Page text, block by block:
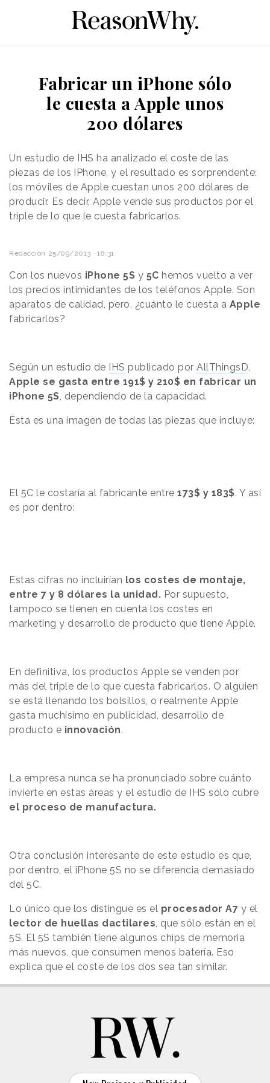
Fabricar un iPhone sólo
le cuesta a Apple unos
200 dólares
Un estudio de IHS ha analizado el coste de las
piezas de los iPhone, y el resultado es sorprendente:
los móviles de Apple cuestan unos 200 dólares de
producir. Es decir, Apple vende sus productos por el
triple de lo que le cuesta fabricarlos.
Redacción 25/09/2013 · 18:31
Con los nuevos iPhone 5S y 5C hemos vuelto a ver
los precios intimidantes de los teléfonos Apple. Son
aparatos de calidad, pero, ¿cuánto le cuesta a Apple
fabricarlos?
Según un estudio de IHS publicado por AllThingsD
Apple se gasta entre 191$ y 210$ en fabricar un
iPhone 5S , dependiendo de la capacidad.
Ésta es una imagen de todas las piezas que incluye:
El 5C le costaría al fabricante entre 173$ y 183$. Y así
es por dentro:
Estas cifras no incluirían los costes de montaje,
entre 7 y 8 dólares la unidad. Por supuesto,
tampoco se tienen en cuenta los costes en
marketing y desarrollo de producto que tiene Apple.
En definitiva, los productos Apple se venden por
más del triple de lo que cuesta fabricarlos. O alguien
se está llenando los bolsillos, o realmente Apple
gasta muchísimo en publicidad, desarrollo de
producto e innovación.
La empresa nunca se ha pronunciado sobre cuánto
invierte en estas áreas y el estudio de IHS sólo cubre
el proceso de manufactura.
Otra conclusión interesante de este estudio es que,
por dentro, el iPhone 5S no se diferencia demasiado
del 5C.
Lo único que los distingue es el procesador A7 y el
lector de huellas dactilares , que sólo están en el
5S. El 5S también tiene algunos chips de memoria
más nuevos, que consumen menos batería. Eso
explica que el coste de los dos sea tan similar.